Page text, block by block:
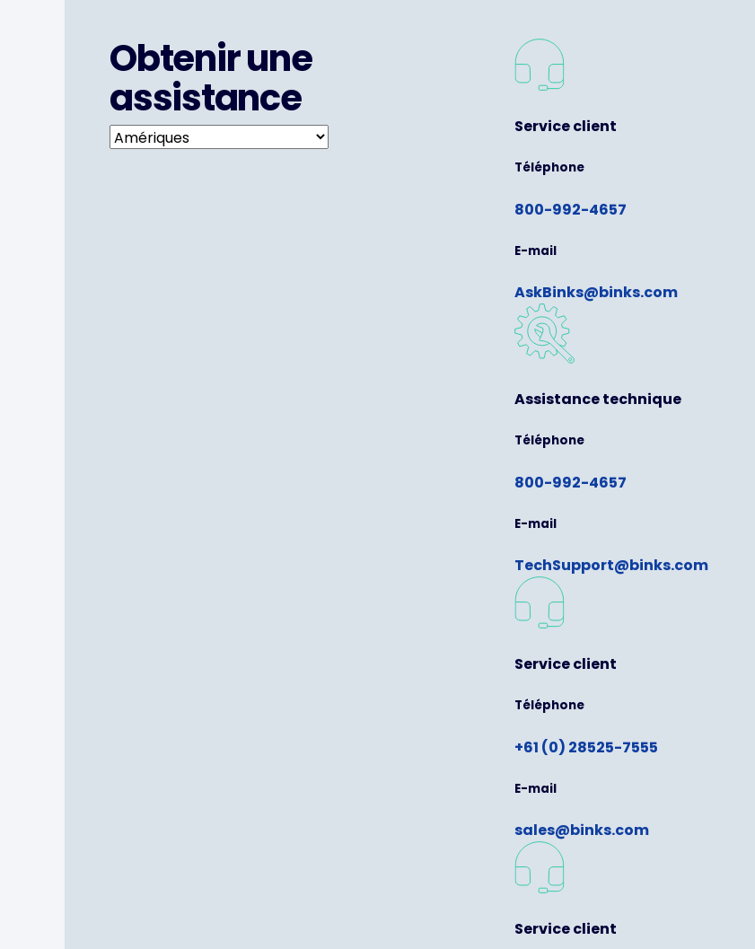
Obtenir une
assistance
Service client
Téléphone
800-992-4657
E-mail
AskBinks@binks.com
Assistance technique
Téléphone
800-992-4657
E-mail
TechSupport@binks.com
Service client
Téléphone
+61 (0) 28525-7555
E-mail
sales@binks.com
Service client